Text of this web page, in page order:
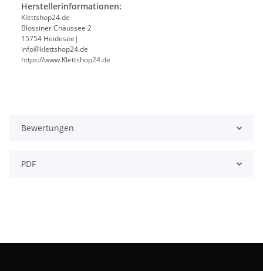
Herstellerinformationen:
Klettshop24.de
Blossiner Chaussee 2
15754 Heidesee|
info@klettshop24.de
https://www.Klettshop24.de
Bewertungen
PDF